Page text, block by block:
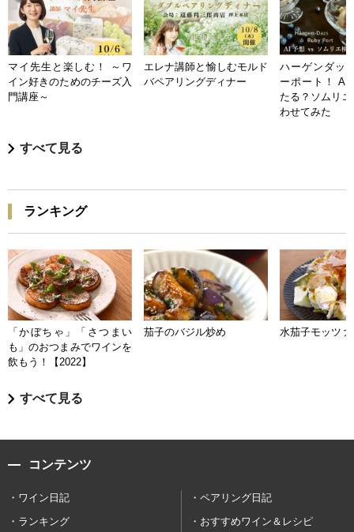
マイ先生と楽しむ！ ～ワ
イン好きのためのチーズ入
門講座～
エレナ講師と愉しむモルド
バペアリングディナー
ハーゲンダッ
ーポート！ AI
たる？ソムリ
わせてみた
すべて見る
ランキング
「かぼちゃ」「さつまい
も」のおつまみでワインを
飲もう！【2022】
茄子のバジル炒め 水茄子モッツァ
すべて見る
コンテンツ
ワイン日記
ペアリング日記
ランキング
おすすめワイン＆レシピ